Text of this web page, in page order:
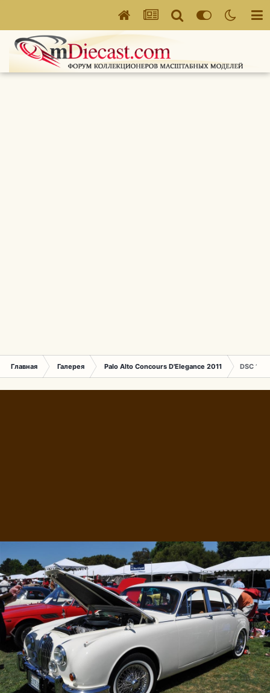
Главная Галерея Palo Alto Concours D'Elegance 2011 DSC